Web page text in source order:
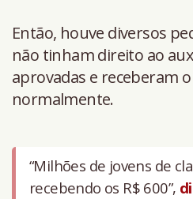
Então, houve diversos
não tinham direito ao
aprovadas e receberam
normalmente.
“Milhões de jovens de
recebendo os R$ 600”,